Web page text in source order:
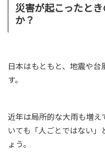
災害が起こったと
か？
日本はもともと、地震や
す。
近年は局所的な大雨も増え
いても「人ごとではない
ょう。